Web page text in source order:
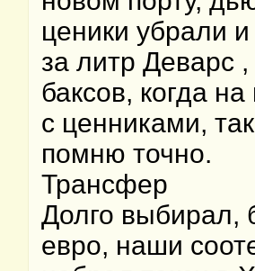
ценики убрали
за литр Деварс
баксов, когда
с ценниками,
помню точно.
Трансфер
Долго выбирал,
евро, наши